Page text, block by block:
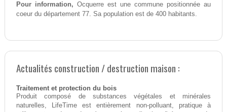
Pour information, Ocquerre est une commune positionnée au
coeur du département 77. Sa population est de 400 habitants.
Actualités construction / destruction maison :
Traitement et protection du bois
Produit composé de substances végétales et minérales
naturelles, LifeTime est entièrement non-polluant, pratique à